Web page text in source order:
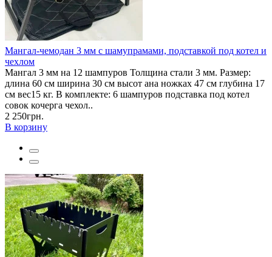
Мангал-чемодан 3 мм с шамупрамами, подставкой под котел и
чехлом
Мангал 3 мм на 12 шампуров Толщина стали 3 мм. Размер:
длина 60 см ширина 30 см высот ана ножках 47 см глубина 17
см вес15 кг. В комплекте: 6 шампуров подставка под котел
совок кочерга чехол..
2 250грн.
В корзину